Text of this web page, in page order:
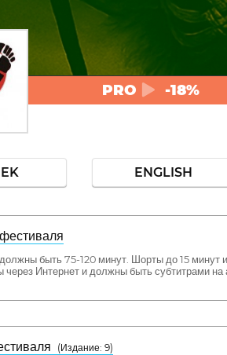
PRO -18%
ENGLISH
быть 75-120 минут. Шорты до 15
через Интернет и должны быть
( Издание: 9)